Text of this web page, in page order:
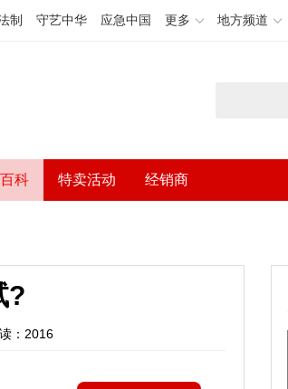
制 守艺中华 应急中国 更多 地方频道
科 特卖活动 经销商
?
：2016